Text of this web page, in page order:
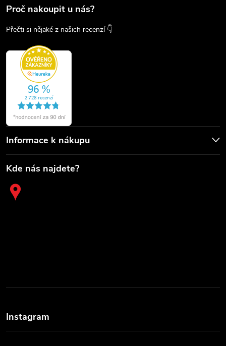
Proč nakoupit u nás?
Přečti si nějaké z našich recenzí 👇
Informace k nákupu
Kde nás najdete?
Instagram